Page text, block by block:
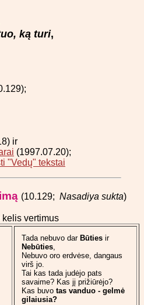
ką turi,
ir
(1997.07.20);
"Vedų" tekstai
(10.129; Nasadiya sukta)
kelis vertimus
Tada nebuvo dar Būties ir
Nebūties,
Nebuvo oro erdvėse, dangaus
virš jo.
Tai kas tada judėjo pats
savaime? Kas jį prižiūrėjo?
Kas buvo tas vanduo - gelmė
gilaiusia?